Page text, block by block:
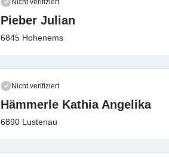
Nicht verifiziert
Pieber Julian
6845 Hohenems
Nicht verifiziert
Hämmerle Kathia Angelika
6890 Lustenau